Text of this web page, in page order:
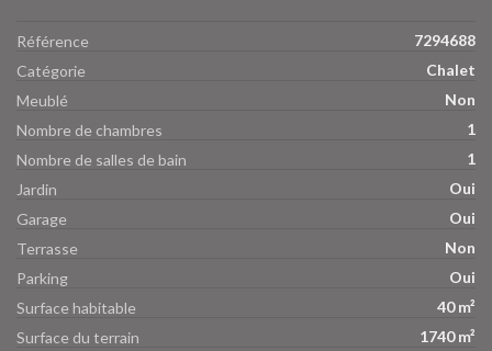
Référence
7294688
Catégorie
Chalet
Meublé
Non
Nombre de chambres
1
Nombre de salles de bain
1
Jardin
Oui
Garage
Oui
Terrasse
Non
Parking
Oui
Surface habitable
40 m²
Surface du terrain
1740 m²